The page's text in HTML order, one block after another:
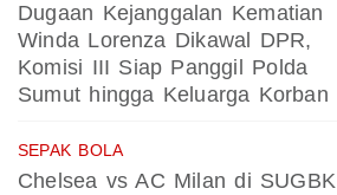
Dugaan Kejanggalan Kematian
Winda Lorenza Dikawal DPR,
Komisi III Siap Panggil Polda
Sumut hingga Keluarga Korban
SEPAK BOLA
Chelsea vs AC Milan di SUGBK